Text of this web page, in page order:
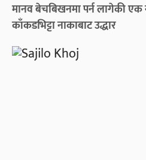
मानव बेचबिखनमा पर्न लागेकी एक
काँकडभिट्टा नाकाबाट उद्धार